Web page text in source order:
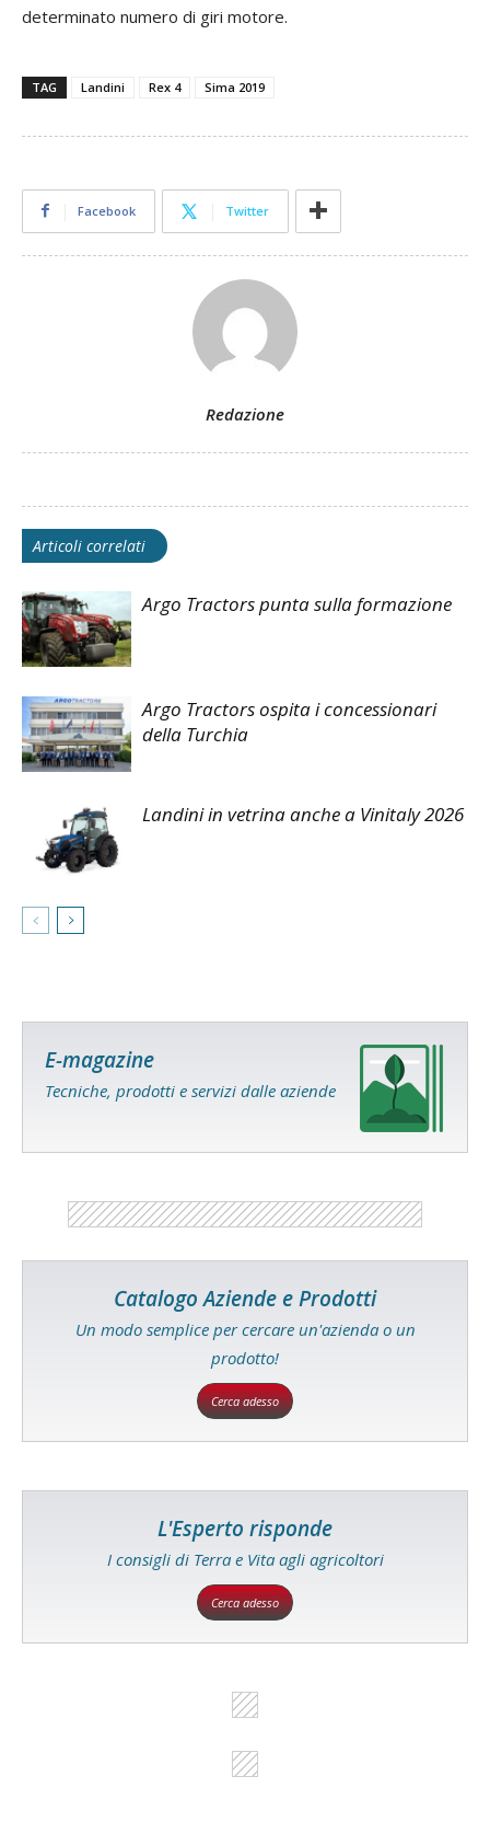
determinato numero di giri motore.
TAG Landini Rex 4 Sima 2019
Facebook Twitter
Redazione
Articoli correlati
Argo Tractors punta sulla formazione
Argo Tractors ospita i concessionari
della Turchia
Landini in vetrina anche a Vinitaly 2026
E-magazine
Tecniche, prodotti e servizi dalle aziende
Catalogo Aziende e Prodotti
Un modo semplice per cercare un'azienda o un
prodotto!
Cerca adesso
L'Esperto risponde
I consigli di Terra e Vita agli agricoltori
Cerca adesso